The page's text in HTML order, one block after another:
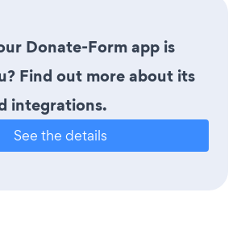
Donate-Form app is
Find out more about its
integrations.
See the details